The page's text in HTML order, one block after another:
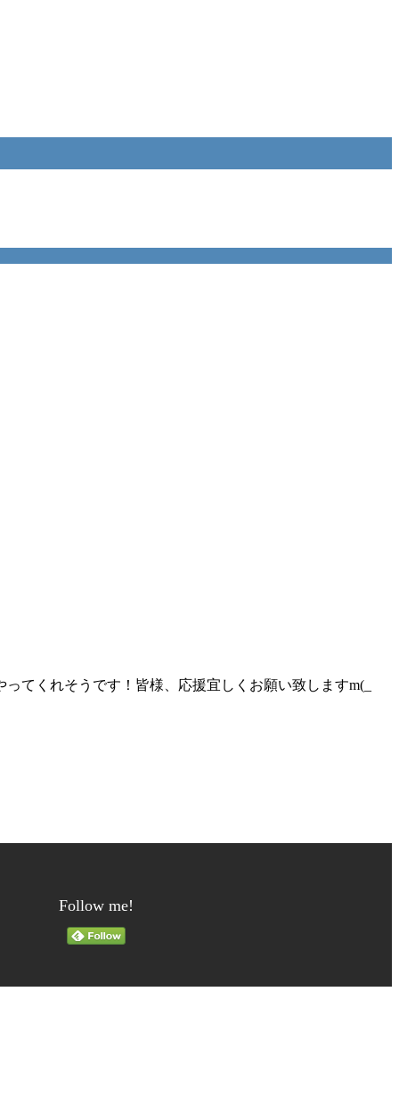
てくれそうです！皆様、応援宜しくお願い致しますm(_
Follow me!